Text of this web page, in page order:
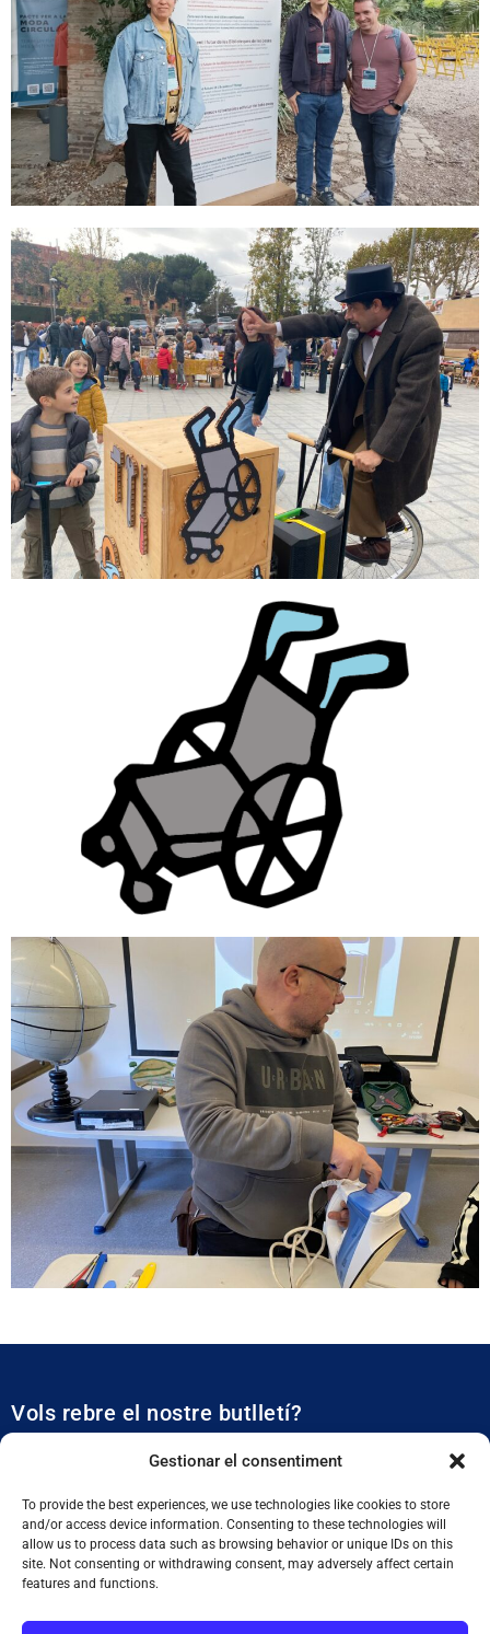
Gestionar el consentiment
To provide the best experiences, we use technologies like cookies to store
and/or access device information. Consenting to these technologies will
allow us to process data such as browsing behavior or unique IDs on this
site. Not consenting or withdrawing consent, may adversely affect certain
features and functions.
Vols rebre el nostre butlletí?